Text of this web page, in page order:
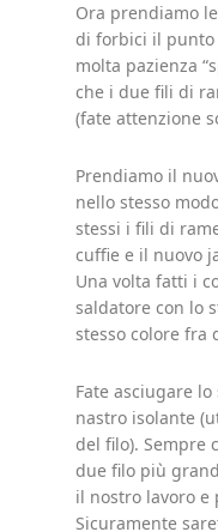
Ora prendiamo
di forbici il punto
molta pazienza
che i due fili di
(fate attenzione
Prendiamo il
nello stesso
stessi i fili di
cuffie e il nuovo
Una volta fatti i
saldatore con lo
stesso colore fra
Fate asciugare
nastro isolante
del filo). Sempre
due filo più
il nostro lavoro e
Sicuramente